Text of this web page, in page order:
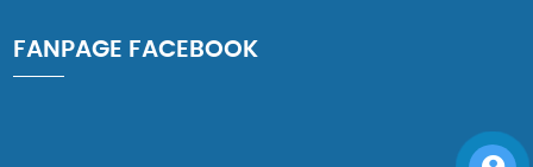
FANPAGE FACEBOOK